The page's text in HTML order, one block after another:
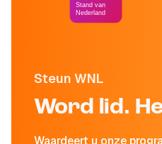
Steun WNL
Word lid.
Stand van
Nederland